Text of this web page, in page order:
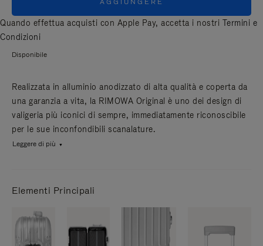
Quando effettua acquisti con Apple Pay, accetta i nostri Termini e
Condizioni
Disponibile
Realizzata in alluminio anodizzato di alta qualità e coperta da
una garanzia a vita, la RIMOWA Original è uno dei design di
valigeria più iconici di sempre, immediatamente riconoscibile
per le sue inconfondibili scanalature.
Leggere di più
Elementi Principali